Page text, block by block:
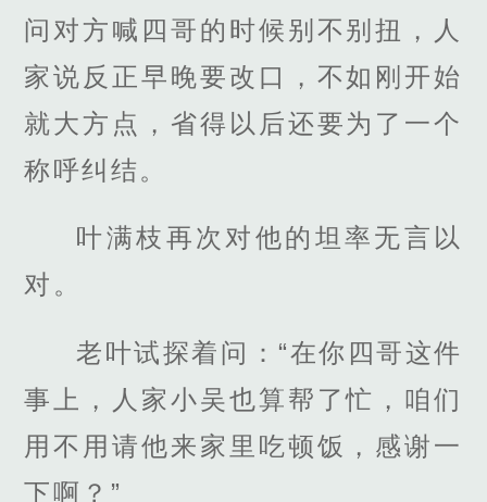
问对方喊四哥的时候别不别扭，人
家说反正早晚要改口，不如刚开始
就大方点，省得以后还要为了一个
称呼纠结。
叶满枝再次对他的坦率无言以
对。
老叶试探着问：“在你四哥这件
事上，人家小吴也算帮了忙，咱们
用不用请他来家里吃顿饭，感谢一
下啊？”